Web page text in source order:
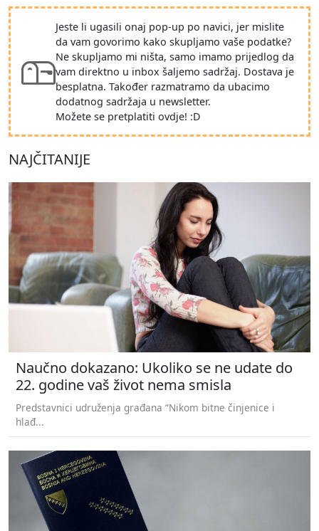
Jeste li ugasili onaj pop-up po navici, jer mislite
da vam govorimo kako skupljamo vaše podatke?
Ne skupljamo mi ništa, samo imamo prijedlog da
vam direktno u inbox šaljemo sadržaj. Dostava je
besplatna. Također razmatramo da ubacimo
dodatnog sadržaja u newsletter.
Možete se pretplatiti ovdje! :D
NAJČITANIJE
Naučno dokazano: Ukoliko se ne udate do
22. godine vaš život nema smisla
Predstavnici udruženja građana “Nikom bitne činjenice i
hlađ...